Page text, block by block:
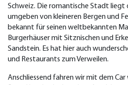
Schweiz. Die romantische Stadt liegt
umgeben von kleineren Bergen und
bekannt für seinen weltbekannten
Burgerhäuser mit Sitznischen und
Sandstein. Es hat hier auch
und Restaurants zum Verweilen.
Anschliessend fahren wir mit dem